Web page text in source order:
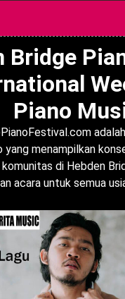
Bridge
Piano
yang menampilkan
di Hebden
acara untuk semua